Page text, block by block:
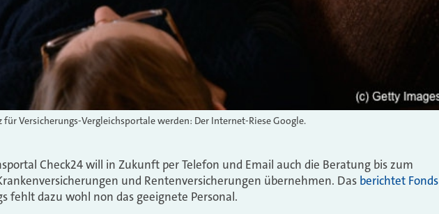
Versicherungs-Vergleichsportale werden: Der Internet-Riese Google.
Check24 will in Zukunft per Telefon und Email auch die Beratung bis zum
und Rentenversicherungen übernehmen. Das berichtet Fonds
fehlt dazu wohl non das geeignete Personal.